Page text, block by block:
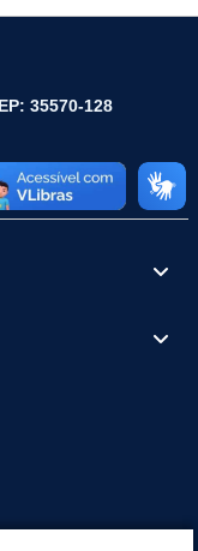
35570-128